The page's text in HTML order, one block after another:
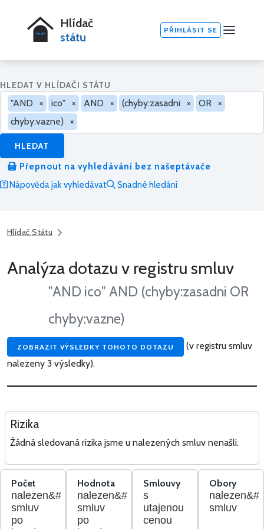
Hlídač
státu
PŘIHLÁSIT SE
HLEDAT V HLÍDAČI STÁTU
"AND × ico" × AND × (chyby:zasadni × OR ×
chyby:vazne)
×
HLEDAT
Přepnout na vyhledávání bez našeptávače
Nápověda jak vyhledávat
Snadné hledání
Hlídač Státu
Analýza dotazu v registru smluv
"AND ico" AND (chyby:zasadni OR
chyby:vazne)
ZOBRAZIT VÝSLEDKY TOHOTO DOTAZU
(v registru smluv
nalezeny 3 výsledky).
Rizika
Žádná sledovaná rizika jsme u nalezených smluv nenašli.
Počet
nalezen&#253;ch
smluv
po
Hodnota
nalezen&#253;ch
smluv
po
Smlouvy
s
utajenou
cenou
Obory
smluv